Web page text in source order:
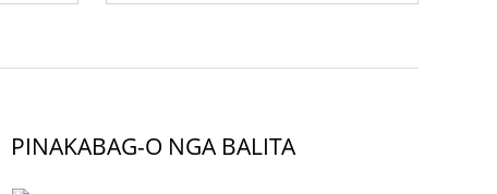
PINAKABAG-O NGA BALITA